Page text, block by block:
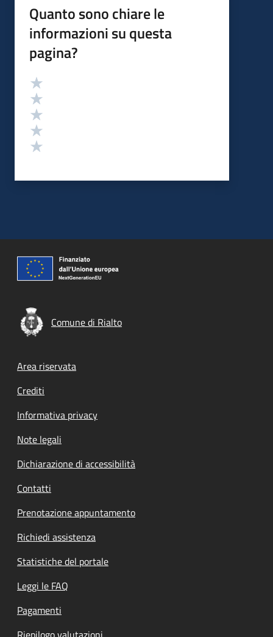
Quanto sono chiare le
informazioni su questa
pagina?
Valutazione
Comune di Rialto
Footer menu
Area riservata
Crediti
Informativa privacy
Note legali
Dichiarazione di accessibilità
Contatti
Prenotazione appuntamento
Richiedi assistenza
Statistiche del portale
Leggi le FAQ
Pagamenti